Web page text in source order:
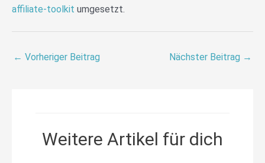
affiliate-toolkit umgesetzt.
← Vorheriger Beitrag Nächster Beitrag →
Weitere Artikel für dich